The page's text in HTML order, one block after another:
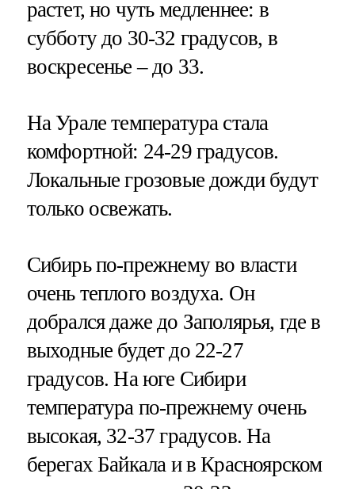
растет, но чуть медленнее: в
субботу до 30-32 градусов, в
воскресенье – до 33.
На Урале температура стала
комфортной: 24-29 градусов.
Локальные грозовые дожди будут
только освежать.
Сибирь по-прежнему во власти
очень теплого воздуха. Он
добрался даже до Заполярья, где в
выходные будет до 22-27
градусов. На юге Сибири
температура по-прежнему очень
высокая, 32-37 градусов. На
берегах Байкала и в Красноярском